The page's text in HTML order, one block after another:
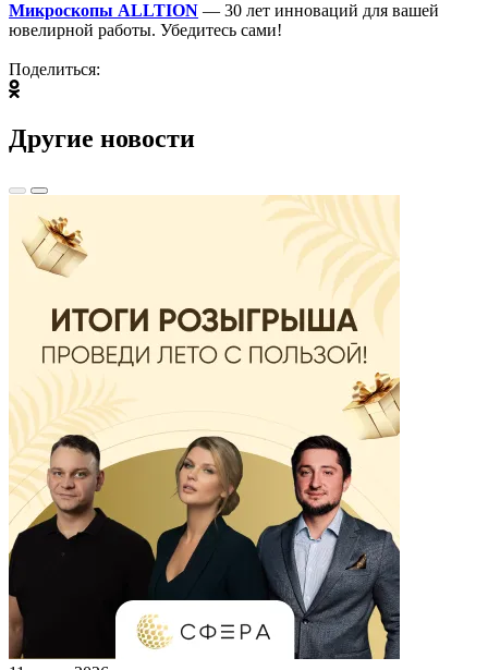
Микроскопы ALLTION — 30 лет инноваций для вашей
ювелирной работы. Убедитесь сами!
Поделиться:
Другие новости